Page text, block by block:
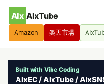
AIx AIxTube
Amazon 楽天市場
Built with Vibe Coding
AIxEC / AIxTube /